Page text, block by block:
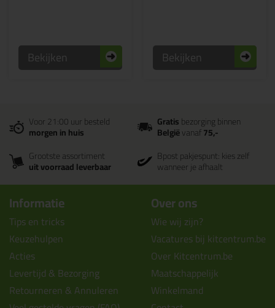
Bekijken Bekijken
Voor 21:00 uur besteld
morgen in huis
Gratisbezorging binnen
Belgiëvanaf75,-
Grootste assortiment
uit voorraad leverbaar
Bpost pakjespunt: kies zelf
wanneer je afhaalt
Informatie
Tips en tricks
Keuzehulpen
Acties
Levertijd & Bezorging
Retourneren & Annuleren
Over ons
Wie wij zijn?
Vacatures bij kitcentrum.be
Over Kitcentrum.be
Maatschappelijk
Winkelmand